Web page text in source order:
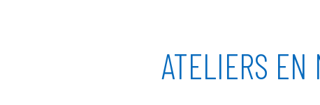
ATELIERS